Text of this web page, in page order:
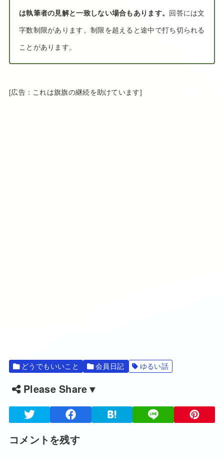
は執筆者の見解と一致しない場合もあります。 回答には文
字数制限があります。制限を超えると途中で打ち切られる
ことがあります。
[広告：これは旗旗の継続を助けています]
どうでもいいこと 会員日記 ゆるい話
Please Share▼
コメントを残す